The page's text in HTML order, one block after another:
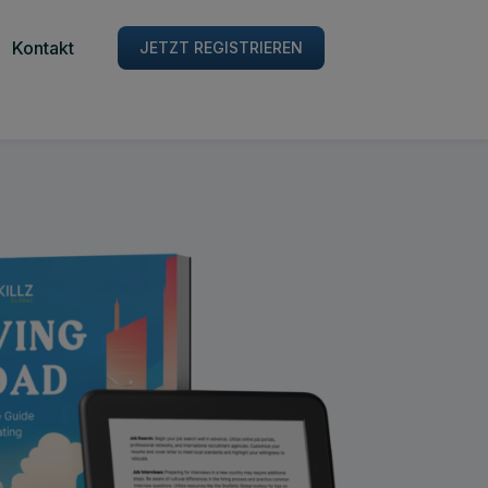
Kontakt JETZT REGISTRIEREN